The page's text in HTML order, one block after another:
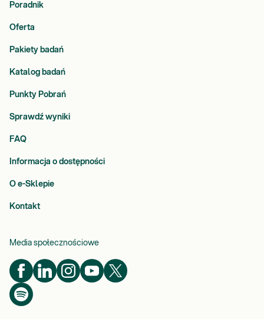
Poradnik
Oferta
Pakiety badań
Katalog badań
Punkty Pobrań
Sprawdź wyniki
FAQ
Informacja o dostępności
O e-Sklepie
Kontakt
Media społecznościowe